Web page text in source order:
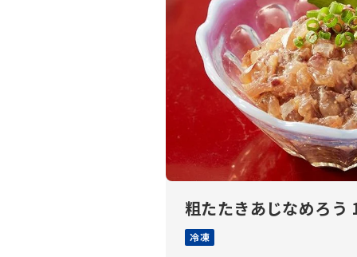
粗たたきあじなめろう
冷凍